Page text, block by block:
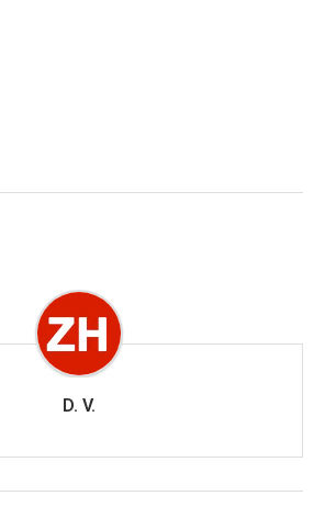
D. V.